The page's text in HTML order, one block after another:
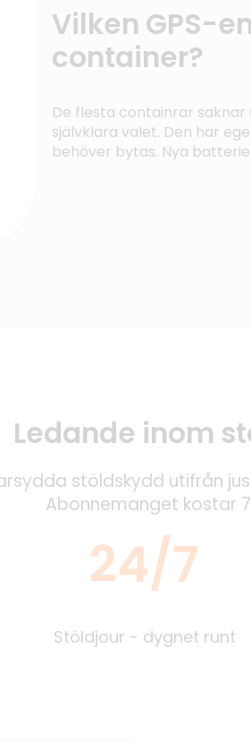
Vilken GPS-
container?
De flesta containrar
självklara valet. Den har
behöver bytas. Nya
Ledande inom
stöldskydd utifrån
Abonnemanget kostar
24/7
Stöldjour - dygnet runt